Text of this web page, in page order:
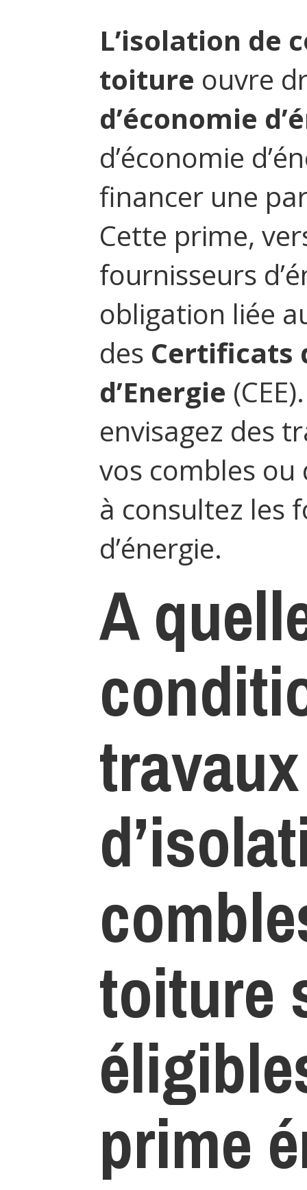
L’isolation de
toiture ouvre
d’économie
d’économie
financer une
Cette prime,
fournisseurs
obligation liée
des Certificats
d’Energie
envisagez des
vos combles
à consultez les
d’énergie.
A
travaux
toiture
prime